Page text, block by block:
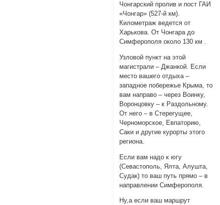
Чонгарский пролив и пост ГАИ
«Чонгар» (527-й км).
Километраж ведется от
Харькова. От Чонгара до
Симферополя около 130 км .
Узловой пункт на этой
магистрали – Джанкой. Если
место вашего отдыха –
западное побережье Крыма, то
вам направо – через Воинку,
Воронцовку – к Раздольному.
От него – в Стерегущее,
Черноморское, Евпаторию,
Саки и другие курорты этого
региона.
Если вам надо к югу
(Севастополь, Ялта, Алушта,
Судак) то ваш путь прямо – в
направлении Симферополя.
Ну,а если ваш маршрут